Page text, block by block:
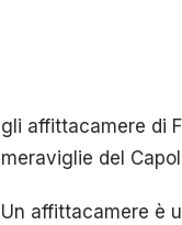
gli affittacamere di
meraviglie del
Un affittacamere è